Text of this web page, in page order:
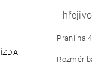
-
Praní na
Rozměr